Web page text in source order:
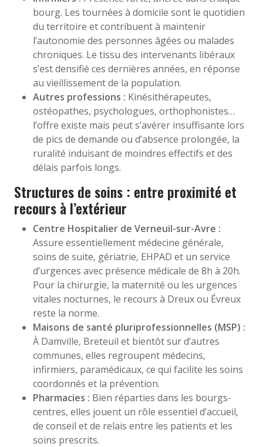
bourg. Les tournées à domicile sont le quotidien
du territoire et contribuent à maintenir
l’autonomie des personnes âgées ou malades
chroniques. Le tissu des intervenants libéraux
s’est densifié ces dernières années, en réponse
au vieillissement de la population.
Autres professions : Kinésithérapeutes,
ostéopathes, psychologues, orthophonistes…
l’offre existe mais peut s’avérer insuffisante lors
de pics de demande ou d’absence prolongée, la
ruralité induisant de moindres effectifs et des
délais parfois longs.
Structures de soins : entre proximité et
recours à l’extérieur
Centre Hospitalier de Verneuil-sur-Avre :
Assure essentiellement médecine générale,
soins de suite, gériatrie, EHPAD et un service
d’urgences avec présence médicale de 8h à 20h.
Pour la chirurgie, la maternité ou les urgences
vitales nocturnes, le recours à Dreux ou Évreux
reste la norme.
Maisons de santé pluriprofessionnelles (MSP) :
À Damville, Breteuil et bientôt sur d’autres
communes, elles regroupent médecins,
infirmiers, paramédicaux, ce qui facilite les soins
coordonnés et la prévention.
Pharmacies : Bien réparties dans les bourgs-
centres, elles jouent un rôle essentiel d’accueil,
de conseil et de relais entre les patients et les
soins prescrits.